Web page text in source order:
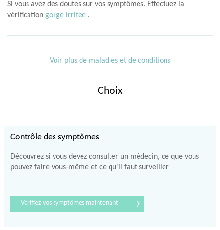
Si vous avez des doutes sur vos symptômes. Effectuez la
vérification gorge irritee .
Voir plus de maladies et de conditions
Choix
Contrôle des symptômes
Découvrez si vous devez consulter un médecin, ce que vous
pouvez faire vous-même et ce qu'il faut surveiller
Vérifiez vos symptômes maintenant ›